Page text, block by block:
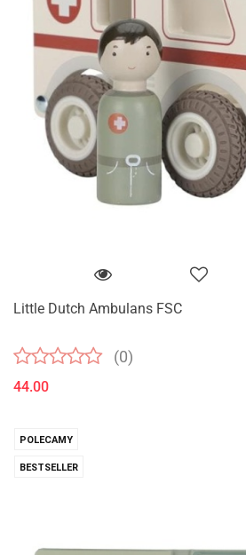
Little Dutch Ambulans FSC
(0)
44.00
POLECAMY
BESTSELLER